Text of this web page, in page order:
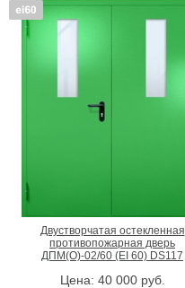
Двустворчатая остекленная
противопожарная дверь
ДПМ(О)-02/60 (EI 60) DS117
Цена: 40 000руб.